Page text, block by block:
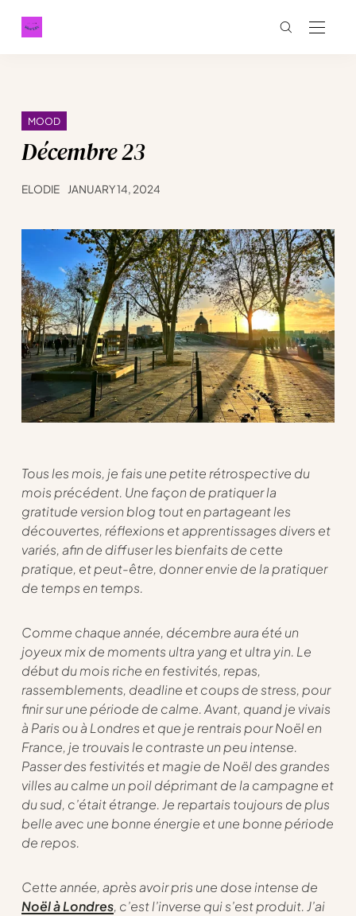
MOOD
Décembre 23
ELODIE JANUARY 14, 2024
Tous les mois, je fais une petite rétrospective du
mois précédent. Une façon de pratiquer la
gratitude version blog tout en partageant les
découvertes, réflexions et apprentissages divers et
variés, afin de diffuser les bienfaits de cette
pratique, et peut-être, donner envie de la pratiquer
de temps en temps.
Comme chaque année, décembre aura été un
joyeux mix de moments ultra yang et ultra yin. Le
début du mois riche en festivités, repas,
rassemblements, deadline et coups de stress, pour
finir sur une période de calme. Avant, quand je vivais
à Paris ou à Londres et que je rentrais pour Noël en
France, je trouvais le contraste un peu intense.
Passer des festivités et magie de Noël des grandes
villes au calme un poil déprimant de la campagne et
du sud, c’était étrange. Je repartais toujours de plus
belle avec une bonne énergie et une bonne période
de repos.
Cette année, après avoir pris une dose intense de
Noël à Londres, c’est l’inverse qui s’est produit. J’ai